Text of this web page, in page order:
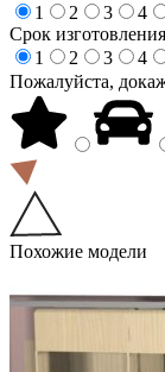
1
2 3 4
Срок изготовления
1
2 3 4
Пожалуйста,
Похожие модели